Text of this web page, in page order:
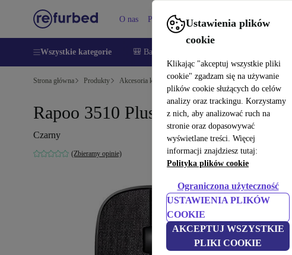
Ustawienia plików
cookie
Klikając "akceptuj wszystkie pliki
cookie" zgadzam się na używanie
plików cookie służących do celów
analizy oraz trackingu. Korzystamy
z nich, aby analizować ruch na
stronie oraz dopasowywać
wyświetlane treści. Więcej
informacji znajdziesz tutaj:
Polityka plików cookie
Ograniczona użyteczność
USTAWIENIA PLIKÓW
COOKIE
AKCEPTUJ WSZYSTKIE
PLIKI COOKIE
O nas Pomoc
Wszystkie kategorie 🎒 Back to school
Strona główna Produkty Akcesoria komputerowe Akcesoria komputerowe Myszy
Rapoo 3510 Plus
Czarny
(Zbieramy opinie)